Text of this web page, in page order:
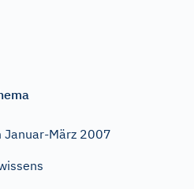
Januar-März 2007